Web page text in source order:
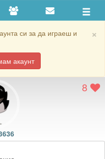
×
си за да играеш и
акаунт
8